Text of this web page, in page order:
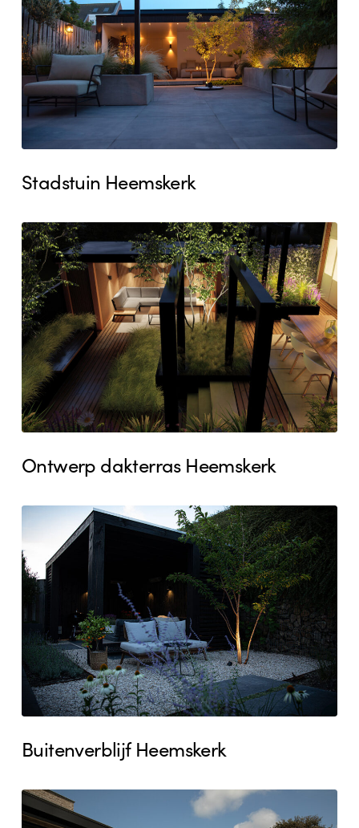
Stadstuin Heemskerk
Ontwerp
dakterras
Heemskerk
Ontwerp dakterras Heemskerk
Buitenverblijf
Heemskerk
Buitenverblijf Heemskerk
Villatuin
Heemskerk